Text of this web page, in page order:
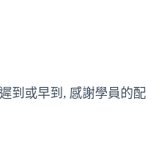
到或早到, 感謝學員的配